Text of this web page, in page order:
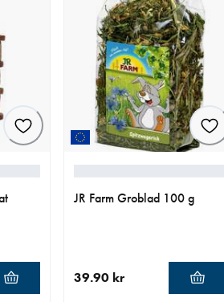
JR Farm Groblad 100 g
39.90 kr